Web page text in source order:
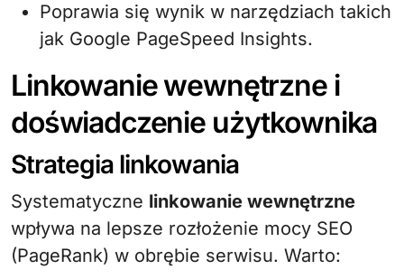
Poprawia się wynik w narzędziach takich
jak Google PageSpeed Insights.
Linkowanie wewnętrzne i
doświadczenie użytkownika
Strategia linkowania
Systematyczne linkowanie wewnętrzne
wpływa na lepsze rozłożenie mocy SEO
(PageRank) w obrębie serwisu. Warto: